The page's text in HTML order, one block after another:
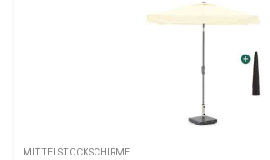
MITTELSTOCKSCHIRME